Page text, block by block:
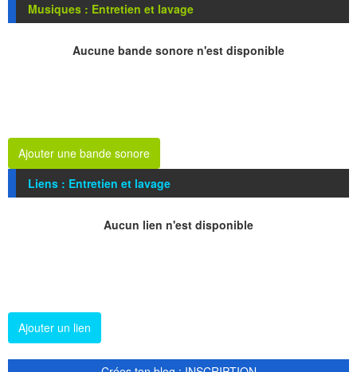
Musiques : Entretien et lavage
Aucune bande sonore n'est disponible
Ajouter une bande sonore
Liens : Entretien et lavage
Aucun lien n'est disponible
Ajouter un lien